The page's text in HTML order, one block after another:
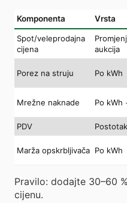
Komponenta Vrsta
Spot/veleprodajna
cijena
aukcija
Porez na struju Po kWh
Mrežne naknade Po kWh
PDV
Marža opskrbljivača Po kWh
Pravilo: dodajte 30–60
cijenu.